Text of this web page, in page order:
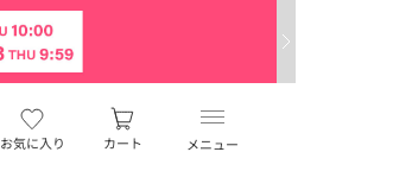
メニュー
お気に入り カート